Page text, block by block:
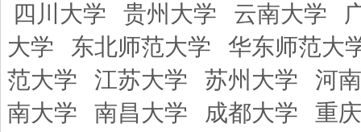
四川大学
贵州大学 云南大学
大学
东北师范大学
华东师范大
范大学
江苏大学 苏州大学
河
南大学
南昌大学 成都大学
重